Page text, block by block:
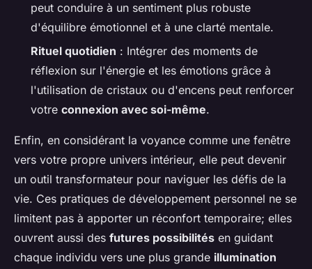
peut conduire à un sentiment plus robuste
d'équilibre émotionnel et à une clarté mentale.
Rituel quotidien : Intégrer des moments de
réflexion sur l'énergie et les émotions grâce à
l'utilisation de cristaux ou d'encens peut renforcer
votre connexion avec soi-même.
Enfin, en considérant la voyance comme une fenêtre
vers votre propre univers intérieur, elle peut devenir
un outil transformateur pour naviguer les défis de la
vie. Ces pratiques de développement personnel ne se
limitent pas à apporter un réconfort temporaire; elles
ouvrent aussi des futures possibilités en guidant
chaque individu vers une plus grande illumination